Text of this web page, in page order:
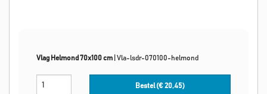
Vlag Helmond 70x100 cm Vla-lsdr-070100-helmond
Bestel (€20,45)